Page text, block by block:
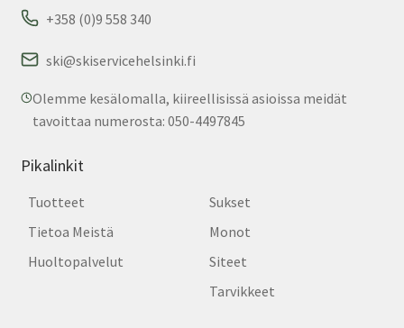
+358 (0)9 558 340
ski@skiservicehelsinki.fi
Olemme kesälomalla, kiireellisissä asioissa meidät
tavoittaa numerosta: 050-4497845
Pikalinkit
Tuotteet
Tietoa Meistä
Huoltopalvelut
Sukset
Monot
Siteet
Tarvikkeet